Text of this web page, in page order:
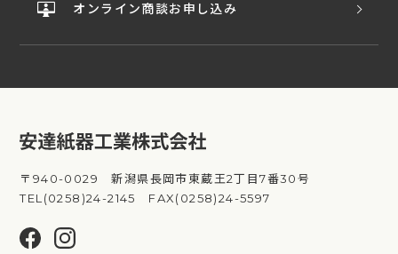
オンライン商談お申し込み
〒940-0029 新潟県長岡市東蔵王2丁目7番30号
TEL(0258)24-2145 FAX(0258)24-5597